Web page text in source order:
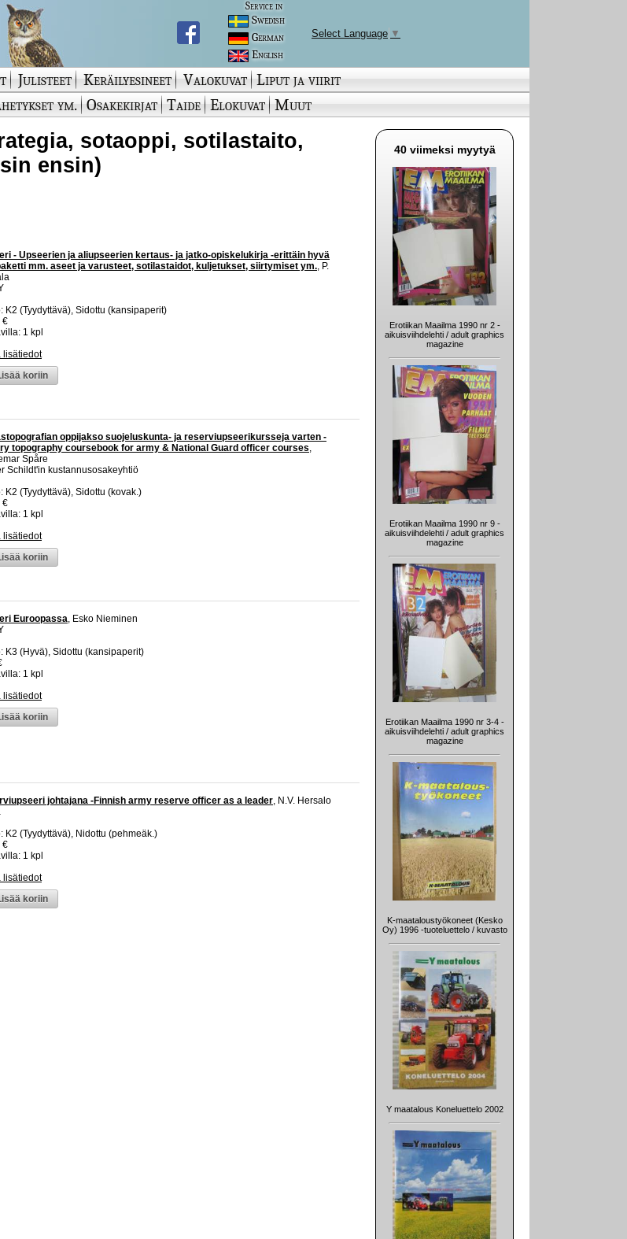
Service in
Swedish
German
English
Select Language ▼
Julisteet Keräilyesineet Valokuvat Liput ja viirit
ym. Osakekirjat Taide Elokuvat Muut
sotaoppi, sotilastaito,
ensin)
- Upseerien ja aliupseerien kertaus- ja jatko-opiskelukirja -erittäin hyvä
mm. aseet ja varusteet, sotilastaidot, kuljetukset, siirtymiset ym., P.
K2 (Tyydyttävä), Sidottu (kansipaperit)
€
1 kpl
lisätiedot
koriin
oppijakso suojeluskunta- ja reserviupseerikursseja varten -
topography coursebook for army & National Guard officer courses,
Spåre
Schildt'in kustannusosakeyhtiö
K2 (Tyydyttävä), Sidottu (kovak.)
€
1 kpl
lisätiedot
koriin
Euroopassa, Esko Nieminen
K3 (Hyvä), Sidottu (kansipaperit)
1 kpl
lisätiedot
koriin
johtajana -Finnish army reserve officer as a leader, N.V. Hersalo
K2 (Tyydyttävä), Nidottu (pehmeäk.)
€
1 kpl
lisätiedot
koriin
40 viimeksi myytyä
Erotiikan Maailma 1990 nr 2 -
aikuisviihdelehti / adult graphics
magazine
Erotiikan Maailma 1990 nr 9 -
aikuisviihdelehti / adult graphics
magazine
Erotiikan Maailma 1990 nr 3-4 -
aikuisviihdelehti / adult graphics
magazine
K-maataloustyökoneet (Kesko
Oy) 1996 -tuoteluettelo / kuvasto
Y maatalous Koneluettelo 2002